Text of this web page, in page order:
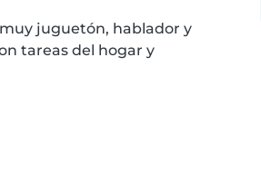
juguetón, hablador y
tareas del hogar y